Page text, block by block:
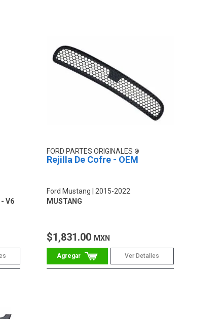
V6
FORD PARTES ORIGINALES
Rejilla De Cofre - OEM
Ford Mustang
2015-2022
MUSTANG
$1,831.00 MXN
Ver Detalles